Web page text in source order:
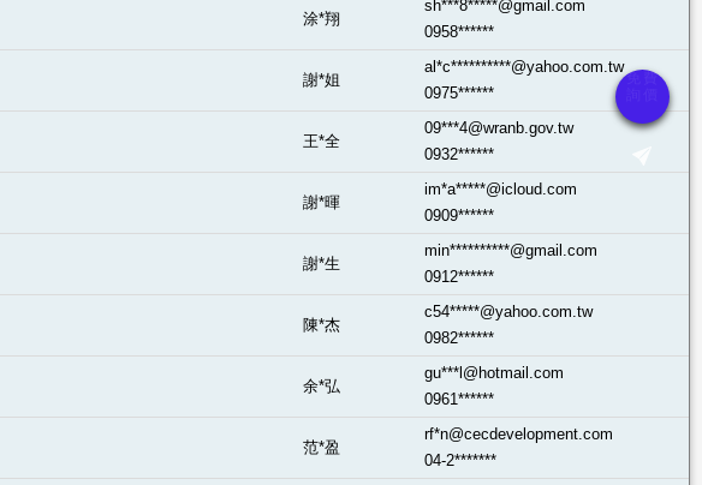
涂*翔
sh***8*****@gmail.com
0958******
謝*姐
al*c**********@yahoo.com.tw
0975******
王*全
09***4@wranb.gov.tw
0932******
謝*暉
im*a*****@icloud.com
0909******
謝*生
min**********@gmail.com
0912******
陳*杰
c54*****@yahoo.com.tw
0982******
余*弘
gu***l@hotmail.com
0961******
范*盈
rf*n@cecdevelopment.com
04-2*******